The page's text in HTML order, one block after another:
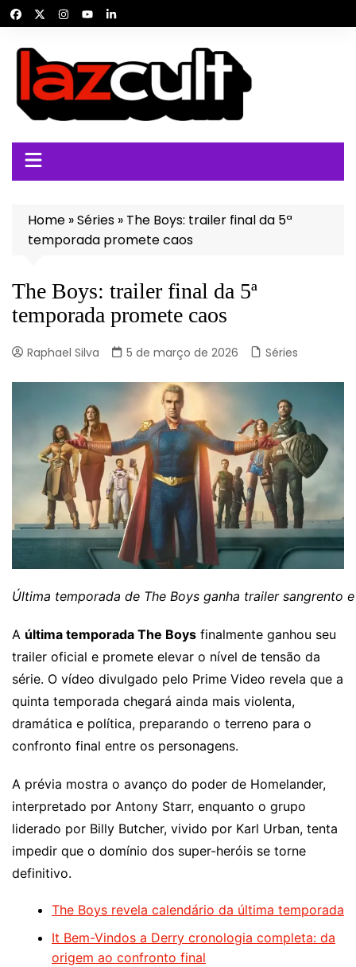
para
conteúdo
Home »Séries » The Boys: trailer final da 5ª
temporada promete caos
The Boys: trailer final da 5ª
temporada promete caos
Raphael Silva 5 de março de 2026 Séries
Última temporada de The Boys ganha trailer sangrento
A última temporada The Boys finalmente ganhou seu
trailer oficial e promete elevar o nível de tensão da
série. O vídeo divulgado pelo Prime Video revela que a
quinta temporada chegará ainda mais violenta,
dramática e política, preparando o terreno para o
confronto final entre os personagens.
A prévia mostra o avanço do poder de Homelander,
interpretado por Antony Starr, enquanto o grupo
liderado por Billy Butcher, vivido por Karl Urban, tenta
impedir que o domínio dos super-heróis se torne
definitivo.
The Boys revela calendário da última temporada
It Bem-Vindos a Derry cronologia completa: da
origem ao confronto final